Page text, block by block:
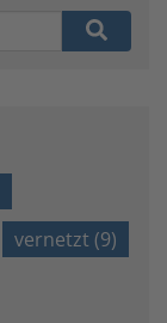
vernetzt (9)